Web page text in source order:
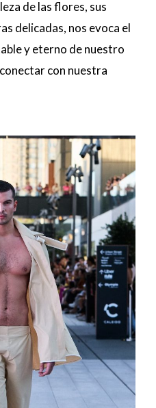
de las flores, sus
delicadas, nos evoca el
y eterno de nuestro
con nuestra